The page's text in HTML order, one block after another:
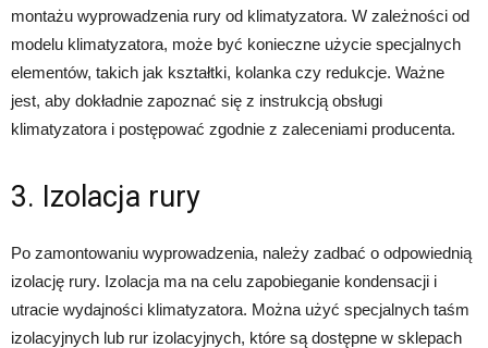
montażu wyprowadzenia rury od klimatyzatora. W zależności od
modelu klimatyzatora, może być konieczne użycie specjalnych
elementów, takich jak kształtki, kolanka czy redukcje. Ważne
jest, aby dokładnie zapoznać się z instrukcją obsługi
klimatyzatora i postępować zgodnie z zaleceniami producenta.
3. Izolacja rury
Po zamontowaniu wyprowadzenia, należy zadbać o odpowiednią
izolację rury. Izolacja ma na celu zapobieganie kondensacji i
utracie wydajności klimatyzatora. Można użyć specjalnych taśm
izolacyjnych lub rur izolacyjnych, które są dostępne w sklepach